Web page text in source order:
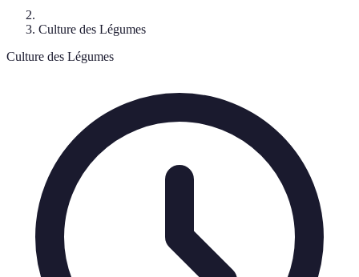
Culture des Légumes
Culture des Légumes